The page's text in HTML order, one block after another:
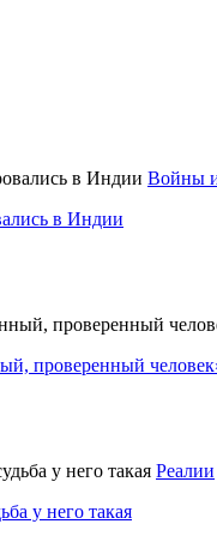
Войны
в Индии
проверенный
Реалии
у него такая